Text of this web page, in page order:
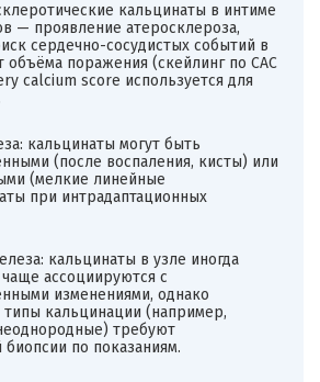
кальцинаты в интиме
— проявление атеросклероза,
сердечно-сосудистых событий в
объёма поражения (скейлинг по CAC
calcium score используется для
кальцинаты могут быть
(после воспаления, кисты) или
(мелкие линейные
при интрадаптационных
кальцинаты в узле иногда
ассоциируются с
изменениями, однако
кальцинации (например,
требуют
биопсии по показаниям.